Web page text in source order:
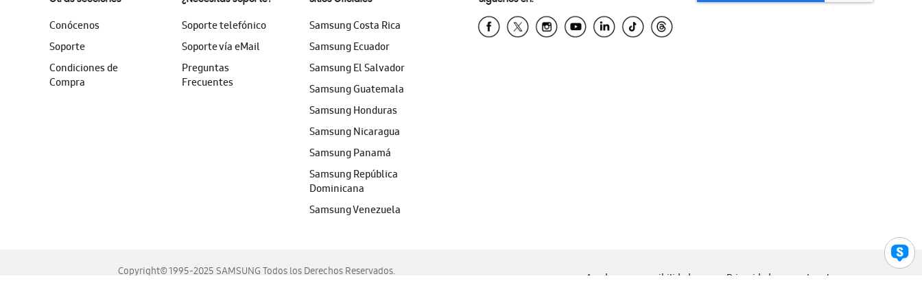
Conócenos
Soporte
Condiciones de
Compra
Soporte telefónico
Soporte vía eMail
Preguntas
Frecuentes
Samsung Costa Rica
Samsung Ecuador
Samsung El Salvador
Samsung Guatemala
Samsung Honduras
Samsung Nicaragua
Samsung Panamá
Samsung República
Dominicana
Samsung Venezuela
Copyright© 1995-2025 SAMSUNG Todos los Derechos Reservados.
Ayuda para accesibilidad Privacidad Legal